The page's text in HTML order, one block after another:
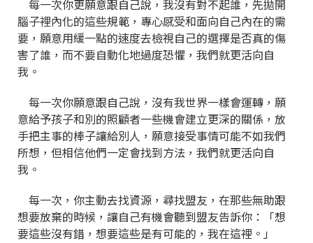
每一次你更願意跟自己說，我沒有對不起誰，先拋開
腦子裡內化的這些規範，專心感受和面向自己內在的需
要，願意用緩一點的速度去檢視自己的選擇是否真的傷
害了誰，而不要自動化地過度恐懼，我們就更活向自
我。
每一次你願意跟自己說，沒有我世界一樣會運轉，願
意給予孩子和別的照顧者一些機會建立更深的關係，放
手把主事的棒子讓給別人，願意接受事情可能不如我們
所想，但相信他們一定會找到方法，我們就更活向自
我。
每一次，你主動去找資源，尋找盟友，在那些無助跟
想要放棄的時候，讓自己有機會聽到盟友告訴你：「想
要這些沒有錯，想要這些是有可能的，我在這裡。」